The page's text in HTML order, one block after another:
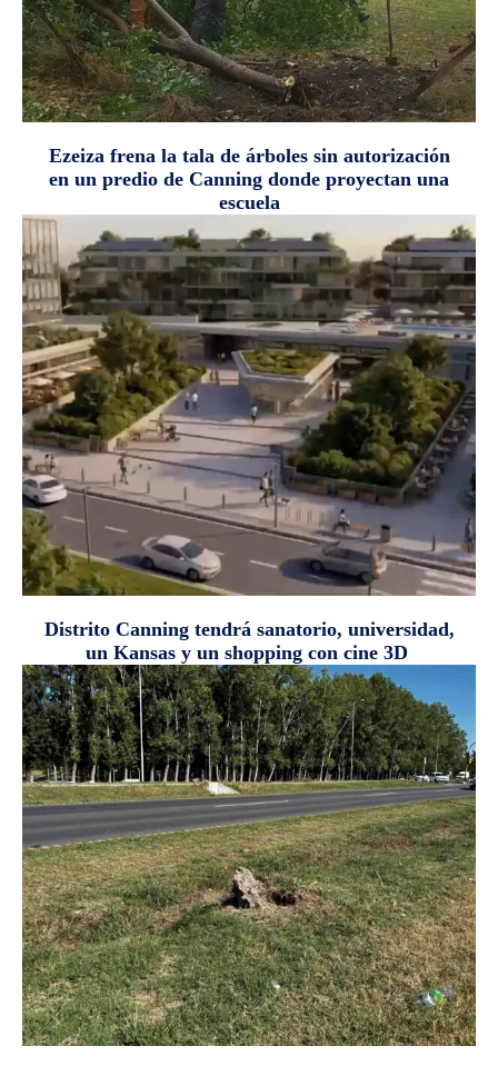
Ezeiza frena la tala de árboles sin autorización
en un predio de Canning donde proyectan una
escuela
Distrito Canning tendrá sanatorio, universidad,
un Kansas y un shopping con cine 3D